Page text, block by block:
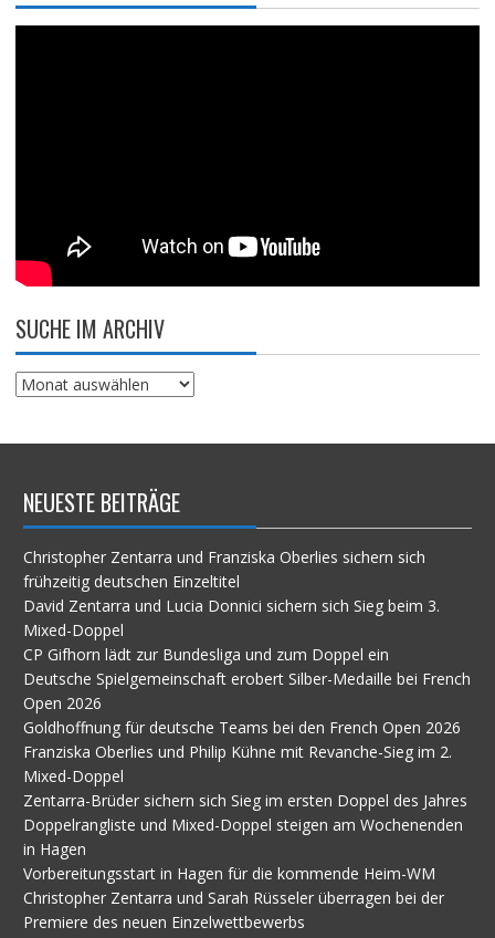
SUCHE IM ARCHIV
Suche
NEUESTE BEITRÄGE
Christopher Zentarra und Franziska Oberlies sichern sich
frühzeitig deutschen Einzeltitel
David Zentarra und Lucia Donnici sichern sich Sieg beim 3.
Mixed-Doppel
CP Gifhorn lädt zur Bundesliga und zum Doppel ein
Deutsche Spielgemeinschaft erobert Silber-Medaille bei French
Open 2026
Goldhoffnung für deutsche Teams bei den French Open 2026
Franziska Oberlies und Philip Kühne mit Revanche-Sieg im 2.
Mixed-Doppel
Zentarra-Brüder sichern sich Sieg im ersten Doppel des Jahres
Doppelrangliste und Mixed-Doppel steigen am Wochenenden
in Hagen
Vorbereitungsstart in Hagen für die kommende Heim-WM
Christopher Zentarra und Sarah Rüsseler überragen bei der
Premiere des neuen Einzelwettbewerbs